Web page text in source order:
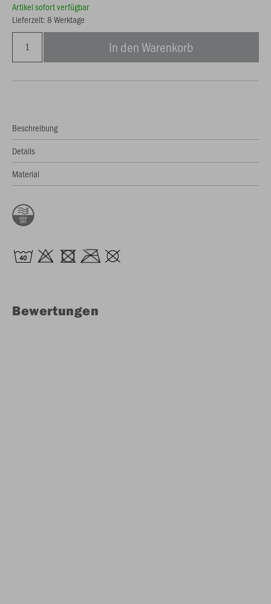
Artikel sofort verfügbar
Lieferzeit: 8 Werktage
In den Warenkorb
Beschreibung
Details
Material
Bewertungen